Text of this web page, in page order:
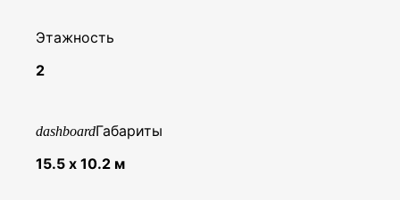
Этажность
2
dashboardГабариты
15.5 х 10.2 м